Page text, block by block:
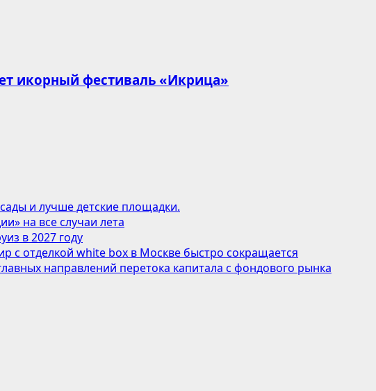
икорный фестиваль «Икрица»
и лучше детские площадки.
на все случаи лета
в 2027 году
с отделкой white box в Москве быстро сокращается
направлений перетока капитала с фондового рынка